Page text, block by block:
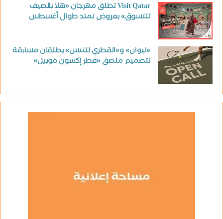
Visit Qatar تطلق مهرجان «هلا بالصيف
للتسوق» بعروض تمتد طوال أغسطس
«ليوان» و«القطري للتنس» يطلقان مسابقة
لتصميم ملصق «قطر إكسون موبيل»